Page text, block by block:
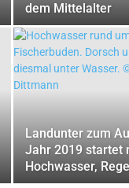
dem Mittelalter
Landunter zum
Jahr 2019 startet
Hochwasser,